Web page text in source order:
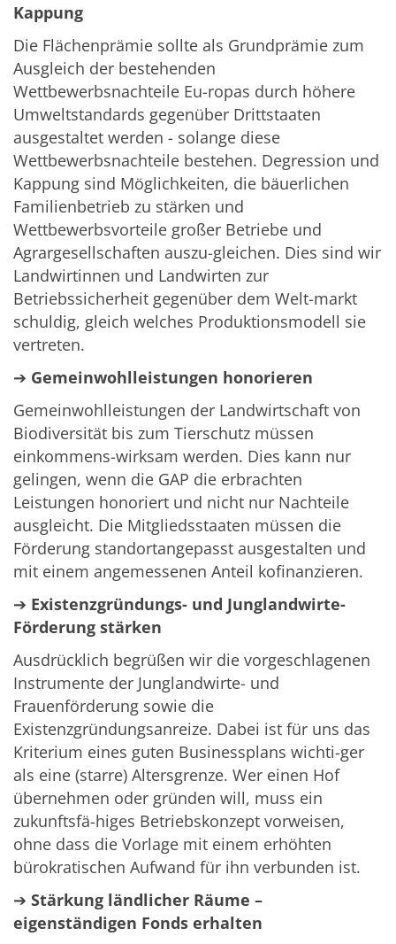
Kappung
Die Flächenprämie sollte als Grundprämie zum
Ausgleich der bestehenden
Wettbewerbsnachteile Eu-ropas durch höhere
Umweltstandards gegenüber Drittstaaten
ausgestaltet werden - solange diese
Wettbewerbsnachteile bestehen. Degression und
Kappung sind Möglichkeiten, die bäuerlichen
Familienbetrieb zu stärken und
Wettbewerbsvorteile großer Betriebe und
Agrargesellschaften auszu-gleichen. Dies sind wir
Landwirtinnen und Landwirten zur
Betriebssicherheit gegenüber dem Welt-markt
schuldig, gleich welches Produktionsmodell sie
vertreten.
➔ Gemeinwohlleistungen honorieren
Gemeinwohlleistungen der Landwirtschaft von
Biodiversität bis zum Tierschutz müssen
einkommens-wirksam werden. Dies kann nur
gelingen, wenn die GAP die erbrachten
Leistungen honoriert und nicht nur Nachteile
ausgleicht. Die Mitgliedsstaaten müssen die
Förderung standortangepasst ausgestalten und
mit einem angemessenen Anteil kofinanzieren.
➔ Existenzgründungs- und Junglandwirte-
Förderung stärken
Ausdrücklich begrüßen wir die vorgeschlagenen
Instrumente der Junglandwirte- und
Frauenförderung sowie die
Existenzgründungsanreize. Dabei ist für uns das
Kriterium eines guten Businessplans wichti-ger
als eine (starre) Altersgrenze. Wer einen Hof
übernehmen oder gründen will, muss ein
zukunftsfä-higes Betriebskonzept vorweisen,
ohne dass die Vorlage mit einem erhöhten
bürokratischen Aufwand für ihn verbunden ist.
➔ Stärkung ländlicher Räume –
eigenständigen Fonds erhalten